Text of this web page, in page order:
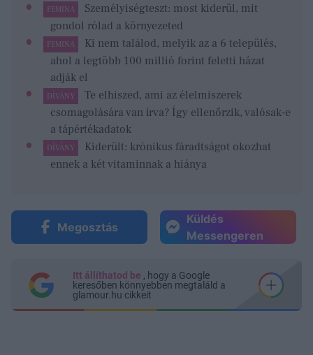
FEMINA
Személyiségteszt: most kiderül, mit
gondol rólad a környezeted
FEMINA
Ki nem találod, melyik az a 6 település,
ahol a legtöbb 100 millió forint feletti házat
adják el
DÍVÁNY
Te elhiszed, ami az élelmiszerek
csomagolására van írva? Így ellenőrzik, valósak-e
a tápértékadatok
DÍVÁNY
Kiderült: krónikus fáradtságot okozhat
ennek a két vitaminnak a hiánya
Megosztás
Küldés
Messengeren
Itt állíthatod be , hogy a Google
keresőben könnyebben megtaláld a
glamour.hu cikkeit